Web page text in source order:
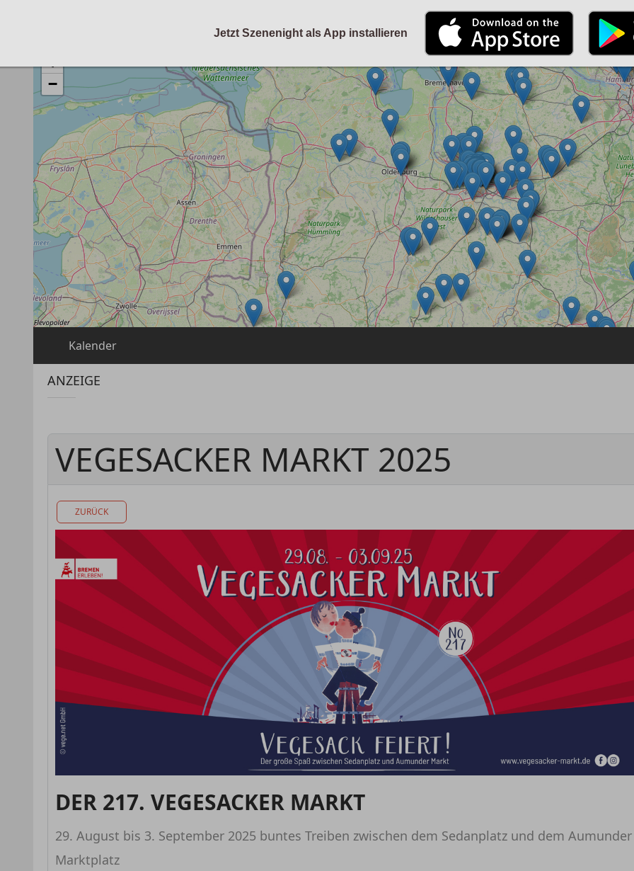
KALENDER PARTYFOTOS FÜR
+
−
Kalender
ANZEIGE
VEGESACKER MARKT 2025
ZURÜCK
DER 217. VEGESACKER MARKT
29. August bis 3. September 2025 buntes Treiben zwischen dem Sedanplatz und dem Aumunder
Marktplatz
ANMELDENODERREGISTRIEREN
Angemeldet bleiben
ANMELDEN
Registrieren
Benutzername vergessen
Passwort vergessen
Jetzt Szenenight als App installieren